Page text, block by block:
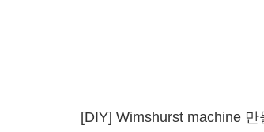
[DIY] Wimshurst machine 만